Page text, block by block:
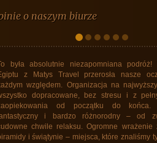
o naszym biurze
Z biurem Krzysztofa Matysa byliśmy w
raz. Z dość liczną grupą przyjaciół
usług Biura. Zawsze było super,
program, super jedzenie. Ale to żadna
jeździli już z tym Biurem. Wiem, że są
proponuje Matys Travel... Ale do
wymyślił wojnę z Iranem gdy byliśmy
linią Qatar z przesiadką w porcie